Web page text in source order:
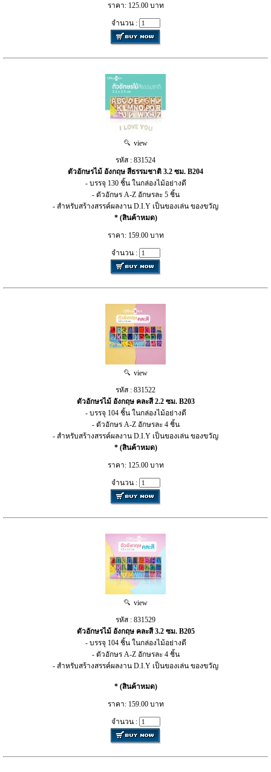
ราคา: 125.00 บาท
จำนวน :
view
รหัส : 831524
ตัวอักษรไม้ อังกฤษ สีธรรมชาติ 3.2 ซม. B204
- บรรจุ 130 ชิ้น ในกล่องไม้อย่างดี
- ตัวอักษร A-Z อักษรละ 5 ชิ้น
- สำหรับสร้างสรรค์ผลงาน D.I.Y เป็นของเล่น ของขวัญ
* (สินค้าหมด)
ราคา: 159.00 บาท
จำนวน :
view
รหัส : 831522
ตัวอักษรไม้ อังกฤษ คละสี 2.2 ซม. B203
- บรรจุ 104 ชิ้น ในกล่องไม้อย่างดี
- ตัวอักษร A-Z อักษรละ 4 ชิ้น
- สำหรับสร้างสรรค์ผลงาน D.I.Y เป็นของเล่น ของขวัญ
* (สินค้าหมด)
ราคา: 125.00 บาท
จำนวน :
view
รหัส : 831529
ตัวอักษรไม้ อังกฤษ คละสี 3.2 ซม. B205
- บรรจุ 104 ชิ้น ในกล่องไม้อย่างดี
- ตัวอักษร A-Z อักษรละ 4 ชิ้น
- สำหรับสร้างสรรค์ผลงาน D.I.Y เป็นของเล่น ของขวัญ
* (สินค้าหมด)
ราคา: 159.00 บาท
จำนวน :